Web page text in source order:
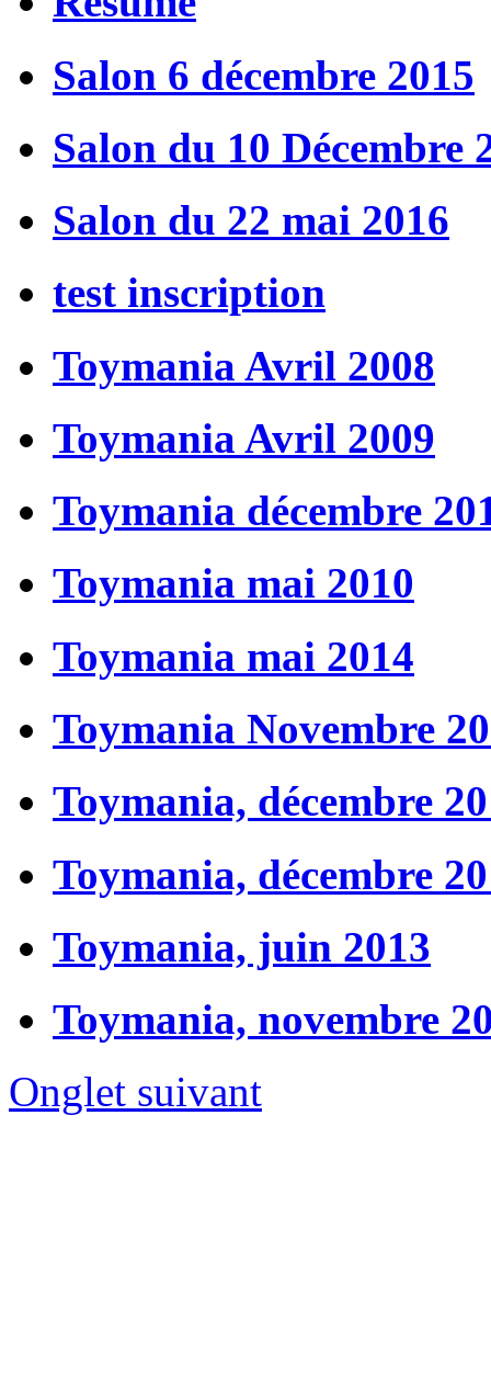
Salon 6 décembre 2015
Salon du 10 Décembre
Salon du 22 mai 2016
test inscription
Toymania Avril 2008
Toymania Avril 2009
Toymania décembre
Toymania mai 2010
Toymania mai 2014
Toymania Novembre
Toymania, décembre
Toymania, décembre
Toymania, juin 2013
Toymania, novembre
Onglet suivant